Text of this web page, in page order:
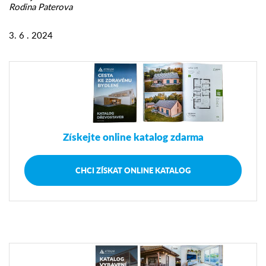
Rodina Paterova
3. 6 . 2024
Získejte online katalog zdarma
CHCI ZÍSKAT ONLINE KATALOG